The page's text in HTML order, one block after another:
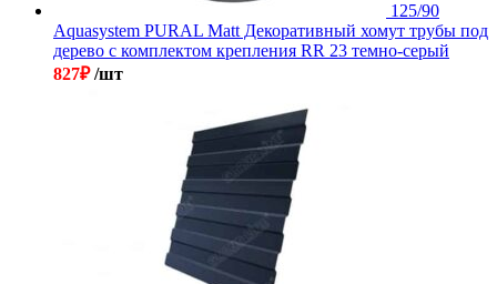
125/90
Aquasystem PURAL Matt Декоративный хомут трубы под
дерево с комплектом крепления RR 23 темно-серый
827₽/шт